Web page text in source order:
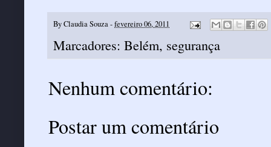
ByClaudia Souza-fevereiro 06, 2011
Marcadores: Belém, segurança
Nenhum comentário:
Postar um comentário